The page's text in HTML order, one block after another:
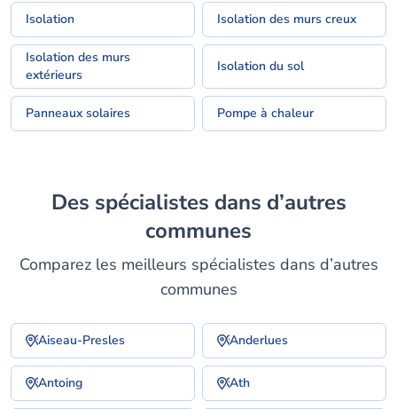
Isolation Isolation des murs creux
Isolation des murs
extérieurs
Isolation du sol
Panneaux solaires Pompe à chaleur
Des spécialistes dans d’autres
communes
Comparez les meilleurs spécialistes dans d’autres
communes
Aiseau-Presles Anderlues
Antoing Ath